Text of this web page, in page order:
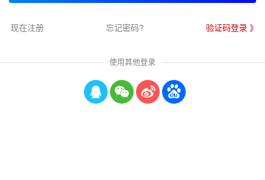
现在注册 忘记密码? 验证码登录 》
使用其他登录